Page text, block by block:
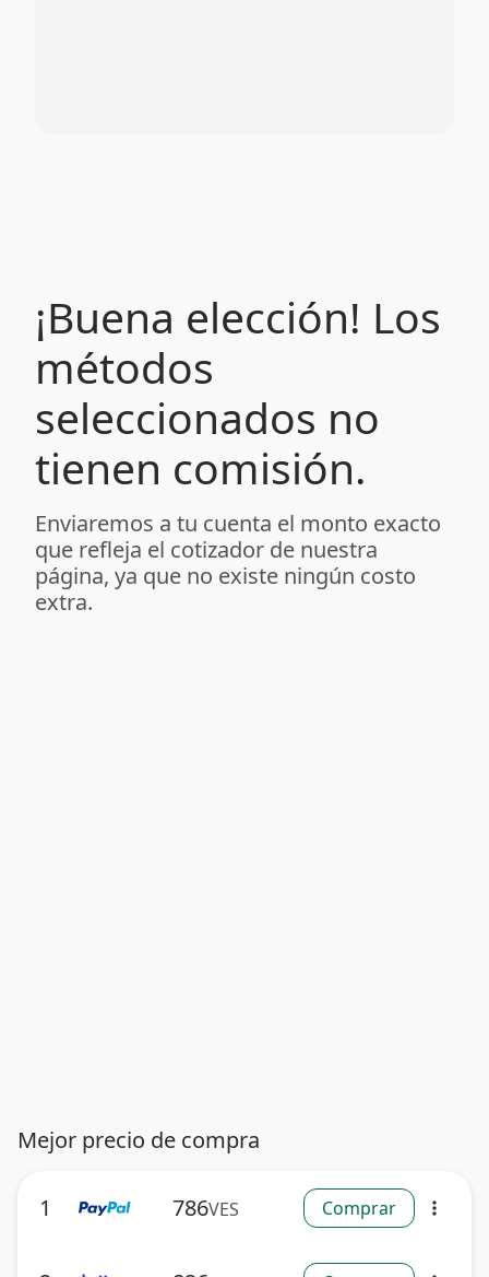
¡Buena elección! Los
métodos
seleccionados no
tienen comisión.
Enviaremos a tu cuenta el monto exacto
que refleja el cotizador de nuestra
página, ya que no existe ningún costo
extra.
Mejor precio de compra
1 786VES Comprar more_vert